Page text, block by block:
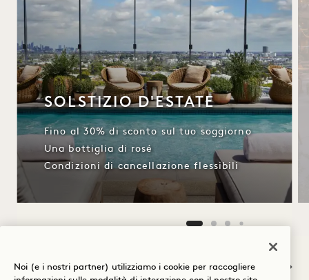
SOLSTIZIO D'ESTATE
Fino al 30% di sconto sul tuo soggiorno
Una bottiglia di rosé
Condizioni di cancellazione flessibili
Noi (e i nostri partner) utilizziamo i cookie per raccogliere